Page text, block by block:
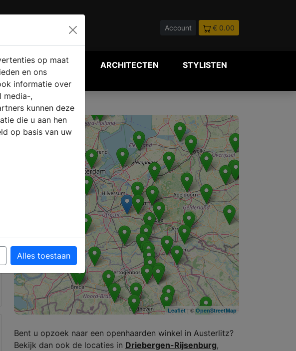
Account € 0.00
WEBSHOP ARCHITECTEN STYLISTEN
+
Leaflet| ©OpenStreetMap
Bent u opzoek naar een openhaarden winkel in Austerlitz?
Bekijk dan ook de locaties in Driebergen-Rijsenburg,
op maat
en ons
informatie over
media-,
kunnen deze
die u aan hen
op basis van uw
Alles toestaan